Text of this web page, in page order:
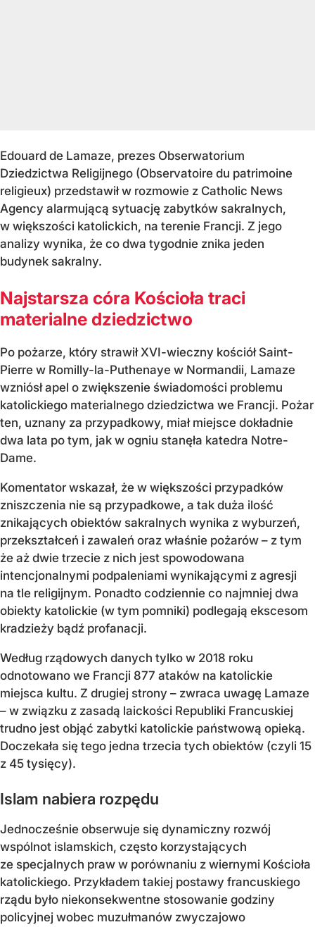
Edouard de Lamaze, prezes Obserwatorium
Dziedzictwa Religijnego (Observatoire du patrimoine
religieux) przedstawił w rozmowie z Catholic News
Agency alarmującą sytuację zabytków sakralnych,
w większości katolickich, na terenie Francji. Z jego
analizy wynika, że co dwa tygodnie znika jeden
budynek sakralny.
Najstarsza córa Kościoła traci
materialne dziedzictwo
Po pożarze, który strawił XVI-wieczny kościół Saint-
Pierre w Romilly-la-Puthenaye w Normandii, Lamaze
wzniósł apel o zwiększenie świadomości problemu
katolickiego materialnego dziedzictwa we Francji. Pożar
ten, uznany za przypadkowy, miał miejsce dokładnie
dwa lata po tym, jak w ogniu stanęła katedra Notre-
Dame.
Komentator wskazał, że w większości przypadków
zniszczenia nie są przypadkowe, a tak duża ilość
znikających obiektów sakralnych wynika z wyburzeń,
przekształceń i zawaleń oraz właśnie pożarów – z tym
że aż dwie trzecie z nich jest spowodowana
intencjonalnymi podpaleniami wynikającymi z agresji
na tle religijnym. Ponadto codziennie co najmniej dwa
obiekty katolickie (w tym pomniki) podlegają ekscesom
kradzieży bądź profanacji.
Według rządowych danych tylko w 2018 roku
odnotowano we Francji 877 ataków na katolickie
miejsca kultu. Z drugiej strony – zwraca uwagę Lamaze
– w związku z zasadą laickości Republiki Francuskiej
trudno jest objąć zabytki katolickie państwową opieką.
Doczekała się tego jedna trzecia tych obiektów (czyli 15
z 45 tysięcy).
Islam nabiera rozpędu
Jednocześnie obserwuje się dynamiczny rozwój
wspólnot islamskich, często korzystających
ze specjalnych praw w porównaniu z wiernymi Kościoła
katolickiego. Przykładem takiej postawy francuskiego
rządu było niekonsekwentne stosowanie godziny
policyjnej wobec muzułmanów zwyczajowo